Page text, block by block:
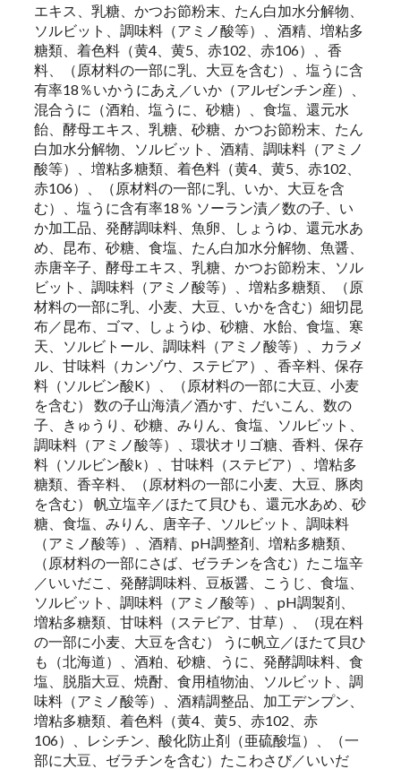
エキス、乳糖、かつお節粉末、たん白加水分解物、
ソルビット、調味料（アミノ酸等）、酒精、増粘多
糖類、着色料（黄4、黄5、赤102、赤106）、香
料、（原材料の一部に乳、大豆を含む）、塩うに含
有率18％いかうにあえ／いか（アルゼンチン産）、
混合うに（酒粕、塩うに、砂糖）、食塩、還元水
飴、酵母エキス、乳糖、砂糖、かつお節粉末、たん
白加水分解物、ソルビット、酒精、調味料（アミノ
酸等）、増粘多糖類、着色料（黄4、黄5、赤102、
赤106）、（原材料の一部に乳、いか、大豆を含
む）、塩うに含有率18％ ソーラン漬／数の子、い
か加工品、発酵調味料、魚卵、しょうゆ、還元水あ
め、昆布、砂糖、食塩、たん白加水分解物、魚醤、
赤唐辛子、酵母エキス、乳糖、かつお節粉末、ソル
ビット、調味料（アミノ酸等）、増粘多糖類、（原
材料の一部に乳、小麦、大豆、いかを含む）細切昆
布／昆布、ゴマ、しょうゆ、砂糖、水飴、食塩、寒
天、ソルビトール、調味料（アミノ酸等）、カラメ
ル、甘味料（カンゾウ、ステビア）、香辛料、保存
料（ソルビン酸K）、（原材料の一部に大豆、小麦
を含む） 数の子山海漬／酒かす、だいこん、数の
子、きゅうり、砂糖、みりん、食塩、ソルビット、
調味料（アミノ酸等）、環状オリゴ糖、香料、保存
料（ソルビン酸k）、甘味料（ステビア）、増粘多
糖類、香辛料、（原材料の一部に小麦、大豆、豚肉
を含む） 帆立塩辛／ほたて貝ひも、還元水あめ、砂
糖、食塩、みりん、唐辛子、ソルビット、調味料
（アミノ酸等）、酒精、pH調整剤、増粘多糖類、
（原材料の一部にさば、ゼラチンを含む）たこ塩辛
／いいだこ、発酵調味料、豆板醤、こうじ、食塩、
ソルビット、調味料（アミノ酸等）、pH調製剤、
増粘多糖類、甘味料（ステビア、甘草）、（現在料
の一部に小麦、大豆を含む） うに帆立／ほたて貝ひ
も（北海道）、酒粕、砂糖、うに、発酵調味料、食
塩、脱脂大豆、焼酎、食用植物油、ソルビット、調
味料（アミノ酸等）、酒精調整品、加工デンプン、
増粘多糖類、着色料（黄4、黄5、赤102、赤
106）、レシチン、酸化防止剤（亜硫酸塩）、（一
部に大豆、ゼラチンを含む）たこわさび／いいだ